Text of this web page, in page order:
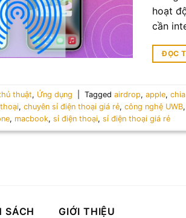
hoạt
cần
ĐỌC
thuật, Ứng dụng Taggedairdrop,apple,
,chuyên sỉ điện thoại giá rẻ,công nghệ UWB
, macbook,sỉ điện thoại,sỉ điện thoại giá rẻ
SÁCH GIỚI THIỆU